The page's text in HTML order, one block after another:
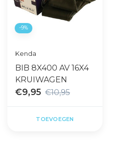
-9%
Kenda
BIB 8X400 AV 16X4
KRUIWAGEN
€9,95 €10,95
TOEVOEGEN